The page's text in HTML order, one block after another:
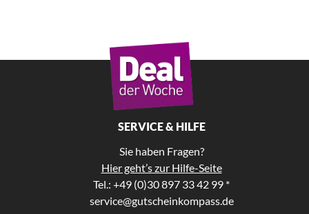
SERVICE & HILFE
Sie haben Fragen?
Hier geht’s zur Hilfe-Seite
Tel.: +49 (0)30 897 33 42 99 *
service@gutscheinkompass.de